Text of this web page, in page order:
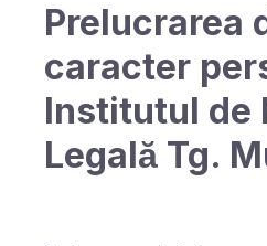
Prelucrarea
caracter
Institutul de
Legală Tg.